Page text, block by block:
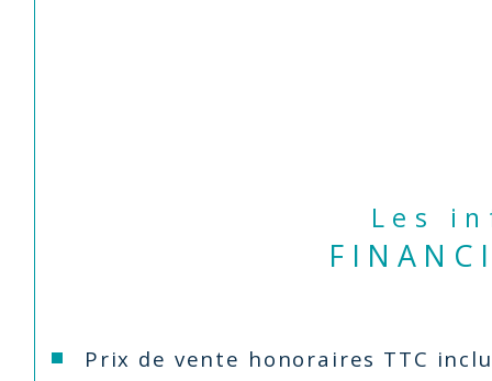
Les
Prix de vente honoraires TTC